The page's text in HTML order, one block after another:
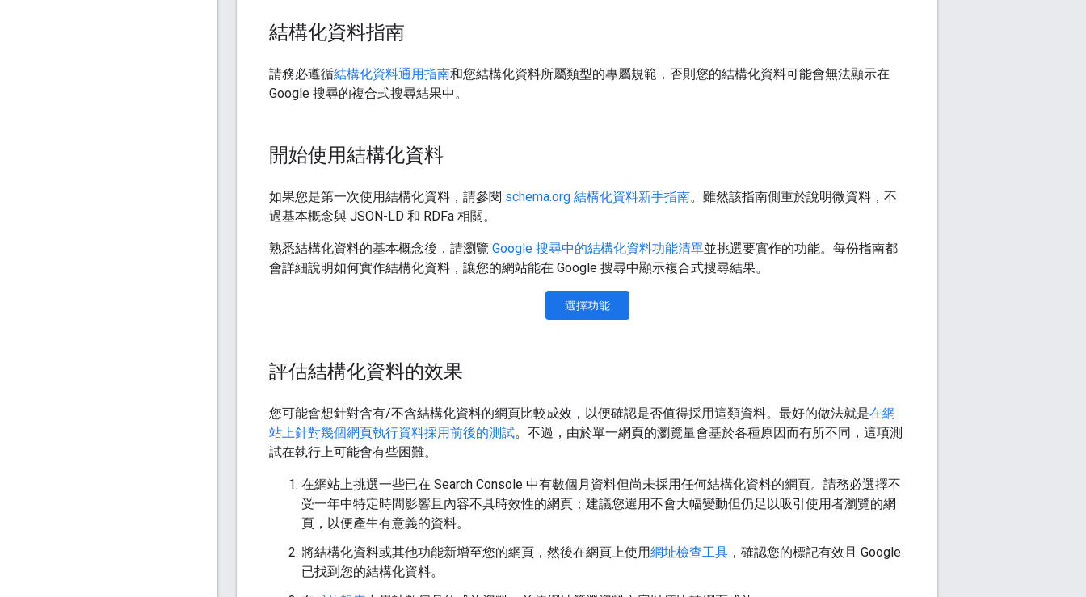
結構化資料指南
請務必遵循結構化資料通用指南和您結構化資料所屬類型的專屬規範，否則您的結構化資料可能會無法顯示在
Google 搜尋的複合式搜尋結果中。
開始使用結構化資料
如果您是第一次使用結構化資料，請參閱 schema.org 結構化資料新手指南。雖然該指南側重於說明微資料，不
過基本概念與 JSON-LD 和 RDFa 相關。
熟悉結構化資料的基本概念後，請瀏覽 Google 搜尋中的結構化資料功能清單並挑選要實作的功能。每份指南都
會詳細說明如何實作結構化資料，讓您的網站能在 Google 搜尋中顯示複合式搜尋結果。
選擇功能
評估結構化資料的效果
您可能會想針對含有/不含結構化資料的網頁比較成效，以便確認是否值得採用這類資料。最好的做法就是在網
站上針對幾個網頁執行資料採用前後的測試。不過，由於單一網頁的瀏覽量會基於各種原因而有所不同，這項測
試在執行上可能會有些困難。
在網站上挑選一些已在 Search Console 中有數個月資料但尚未採用任何結構化資料的網頁。請務必選擇不
受一年中特定時間影響且內容不具時效性的網頁；建議您選用不會大幅變動但仍足以吸引使用者瀏覽的網
頁，以便產生有意義的資料。
將結構化資料或其他功能新增至您的網頁，然後在網頁上使用網址檢查工具 ，確認您的標記有效且 Google
已找到您的結構化資料。